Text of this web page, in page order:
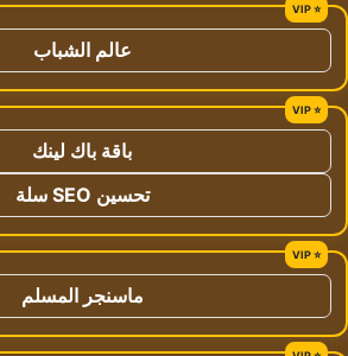
عالم الشباب
باقة باك لينك
تحسين SEO سلة
ماسنجر المسلم